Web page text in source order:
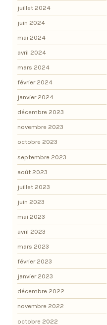
juillet 2024
juin 2024
mai 2024
avril 2024
mars 2024
février 2024
janvier 2024
décembre 2023
novembre 2023
octobre 2023
septembre 2023
août 2023
juillet 2023
juin 2023
mai 2023
avril 2023
mars 2023
février 2023
janvier 2023
décembre 2022
novembre 2022
octobre 2022